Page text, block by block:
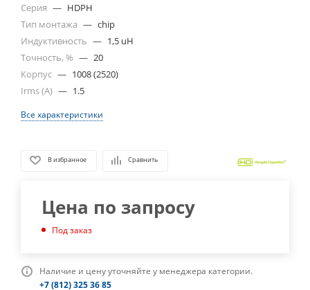
Серия — HDPH
Тип монтажа — chip
Индуктивность — 1,5 uH
Точность, % — 20
Корпус — 1008 (2520)
Irms (A) — 1.5
Все характеристики
В избранное Сравнить
Цена по запросу
Под заказ
Наличие и цену уточняйте у менеджера категории.
+7 (812) 325 36 85